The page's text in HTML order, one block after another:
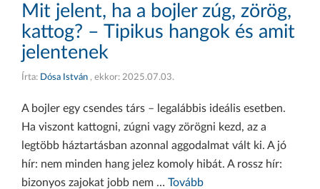
Mit jelent, ha a bojler zúg, zörög,
kattog? – Tipikus hangok és amit
jelentenek
Írta: Dósa István , ekkor: 2025.07.03.
A bojler egy csendes társ – legalábbis ideális esetben.
Ha viszont kattogni, zúgni vagy zörögni kezd, az a
legtöbb háztartásban azonnal aggodalmat vált ki. A jó
hír: nem minden hang jelez komoly hibát. A rossz hír:
bizonyos zajokat jobb nem … Tovább